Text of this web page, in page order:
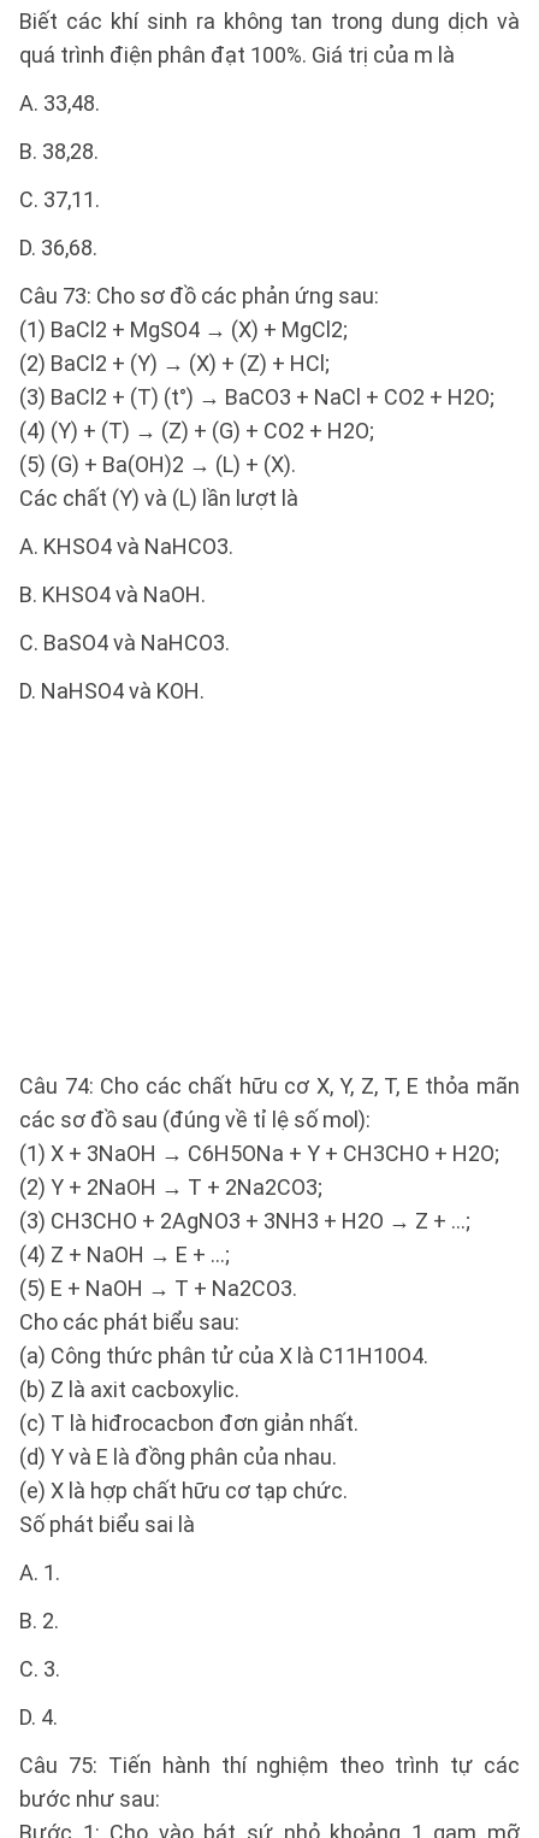
Biết các khí sinh ra không tan trong dung dịch và
quá trình điện phân đạt 100%. Giá trị của m là
A. 33,48.
B. 38,28.
C. 37,11.
D. 36,68.
Câu 73: Cho sơ đồ các phản ứng sau:
(1) BaCl2 + MgSO4 → (X) + MgCl2;
(2) BaCl2 + (Y) → (X) + (Z) + HCl;
(3) BaCl2 + (T) (t°) → BaCO3 + NaCl + CO2 + H2O;
(4) (Y) + (T) → (Z) + (G) + CO2 + H2O;
(5) (G) + Ba(OH)2 → (L) + (X).
Các chất (Y) và (L) lần lượt là
A. KHSO4 và NaHCO3.
B. KHSO4 và NaOH.
C. BaSO4 và NaHCO3.
D. NaHSO4 và KOH.
Câu 74: Cho các chất hữu cơ X, Y, Z, T, E thỏa mãn
các sơ đồ sau (đúng về tỉ lệ số mol):
(1) X + 3NaOH → C6H5ONa + Y + CH3CHO + H2O;
(2) Y + 2NaOH → T + 2Na2CO3;
(3) CH3CHO + 2AgNO3 + 3NH3 + H2O → Z + …;
(4) Z + NaOH → E + …;
(5) E + NaOH → T + Na2CO3.
Cho các phát biểu sau:
(a) Công thức phân tử của X là C11H10O4.
(b) Z là axit cacboxylic.
(c) T là hiđrocacbon đơn giản nhất.
(d) Y và E là đồng phân của nhau.
(e) X là hợp chất hữu cơ tạp chức.
Số phát biểu sai là
A. 1.
B. 2.
C. 3.
D. 4.
Câu 75: Tiến hành thí nghiệm theo trình tự các
bước như sau:
Bước 1: Cho vào bát sứ nhỏ khoảng 1 gam mỡ